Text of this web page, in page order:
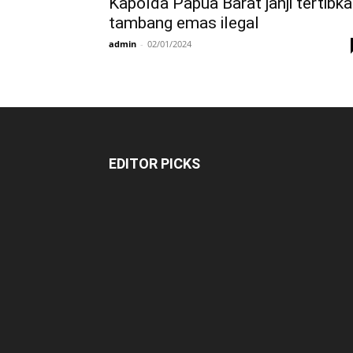
tambang emas ilegal
admin - 02/01/2024
EDITOR PICKS